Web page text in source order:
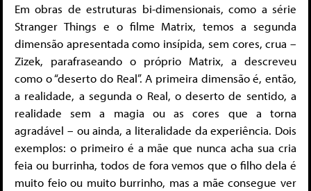
Em obras de estruturas bi-dimensionais, como a série
Stranger Things e o filme Matrix, temos a segunda
dimensão apresentada como insípida, sem cores, crua –
Zizek, parafraseando o próprio Matrix, a descreveu
como o “deserto do Real”. A primeira dimensão é, então,
a realidade, a segunda o Real, o deserto de sentido, a
realidade sem a magia ou as cores que a torna
agradável – ou ainda, a literalidade da experiência. Dois
exemplos: o primeiro é a mãe que nunca acha sua cria
feia ou burrinha, todos de fora vemos que o filho dela é
muito feio ou muito burrinho, mas a mãe consegue ver